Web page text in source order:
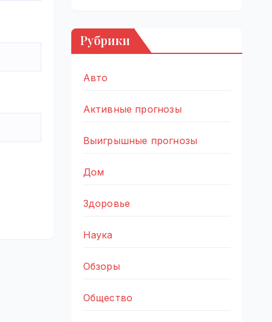
Рубрики
Авто
Активные прогнозы
Выигрышные прогнозы
Дом
Здоровье
Наука
Обзоры
Общество